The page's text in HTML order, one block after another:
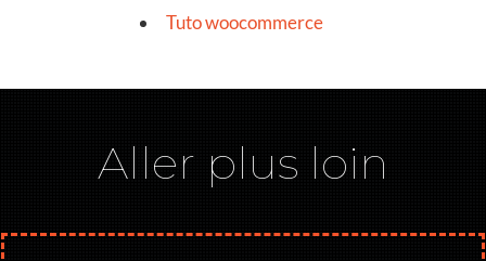
Tuto woocommerce
Aller plus loin